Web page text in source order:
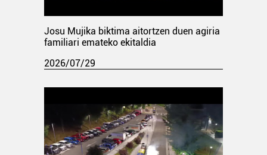
Josu Mujika biktima aitortzen duen agiria
familiari emateko ekitaldia
2026/07/29